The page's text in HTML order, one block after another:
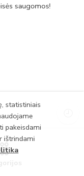
saugomos!
statistiniais
pakeisdami
ištrindami